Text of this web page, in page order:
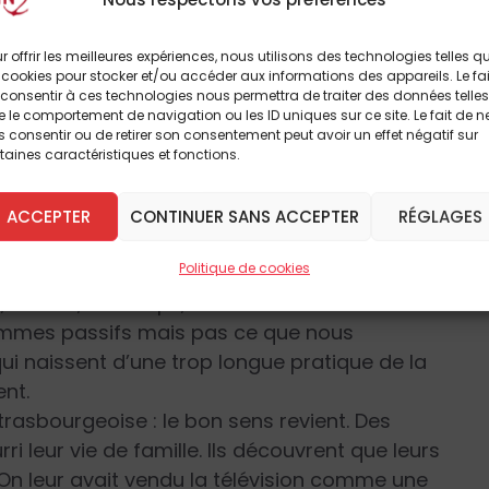
offrir les meilleures expériences, nous utilisons des technologies telles
pour stocker et/ou accéder aux informations des appareils. Le
à ces technologies nous permettra de traiter des données telles
le comportement de navigation ou les ID uniques sur ce site. Le fait de
consentir ou de retirer son consentement peut avoir un effet négatif sur
caractéristiques et fonctions.
ACCEPTER CONTINUER SANS ACCEPTER RÉGLAGES
Politique de cookies
leurs élèves de regarder telle émission ou
croire que voir un film ou un
la lecture d’un livre et la recherche de
dans notre société de
pour que l’être humain, déjà réduit
excellence le moyen de la consommation.
une place de plus en plus grande et
des chaînes, mais aussi parce que face à
son, du temps, dans une attitude
passifs mais pas ce que nous
naissent d’une trop longue pratique de la
: le bon sens revient. Des
leur vie de famille. Ils découvrent que leurs
leur avait vendu la télévision comme une